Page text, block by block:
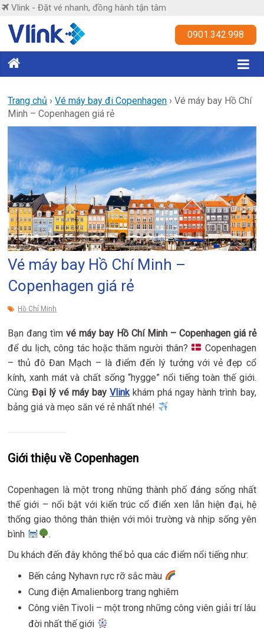
Skip
content
Vlink - Đặt vé nhanh, đồng hành tận tâm
Vlink
nhanh,
đồng
hành
tâm
0901.342.998
Trang chủ ›Vé máy bay đi Copenhagen ›Vé máy bay Hồ Chí
Minh – Copenhagen giá rẻ
Vé máy bay Hồ Chí Minh –
Copenhagen giá rẻ
Hồ Chí Minh
Bạn đang tìmvé máy bay Hồ Chí Minh – Copenhagen giá rẻ
để du lịch, công tác hoặc thăm người thân?
Copenhagen
– thủ đô Đan Mạch – là điểm đến lý tưởng với vẻ đẹp cổ
kính, xanh mát và chất sống “hygge” nổi tiếng toàn thế giới.
Cùng Đại lý vé máy bay Vlink khám phá ngay hành trình bay,
bảng giá và mẹo săn vé rẻ nhất nhé!
Giới thiệu về Copenhagen
Copenhagen là một trong những thành phố đáng sống nhất
thế giới – nổi bật với kiến trúc cổ điển xen lẫn hiện đại, hệ
thống giao thông thân thiện với môi trường và nhịp sống yên
bình
.
Du khách đến đây không thể bỏ qua các điểm nổi tiếng như:
Bến cảng Nyhavn rực rỡ sắc màu
Cung điện Amalienborg trang nghiêm
Công viên Tivoli – một trong những công viên giải trí lâu
đời nhất thế giới